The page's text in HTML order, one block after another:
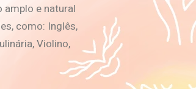
e natural
como: Inglês,
Violino,